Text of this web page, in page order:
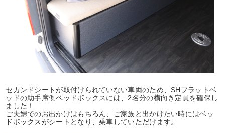
セカンドシートが取付けられていない車両のため、SHフラットベ
ッドの助手席側ベッドボックスには、2名分の横向き定員を確保し
ました！
ご夫婦でのお出かけはもちろん、ご家族と出かけたい時にはベッ
ドボックスがシートとなり、乗車していただけます。